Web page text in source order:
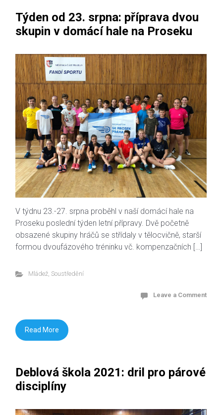
Týden od 23. srpna: příprava dvou
skupin v domácí hale na Proseku
V týdnu 23.-27. srpna proběhl v naší domácí hale na
Proseku poslední týden letní přípravy. Dvě početně
obsazené skupiny hráčů se střídaly v tělocvičně, starší
formou dvoufázového tréninku vč. kompenzačních […]
Mládež, Soustředění
Leave a Comment
Read More
Deblová škola 2021: dril pro párové
disciplíny